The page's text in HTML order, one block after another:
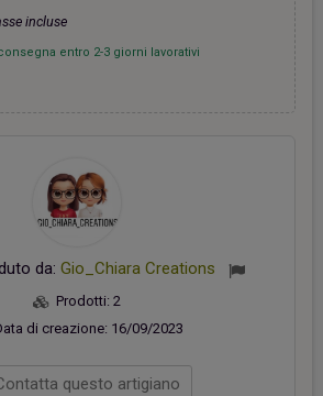
incluse
entro 2-3 giorni lavorativi
da: Gio_Chiara Creations
Prodotti: 2
di creazione: 16/09/2023
questo artigiano